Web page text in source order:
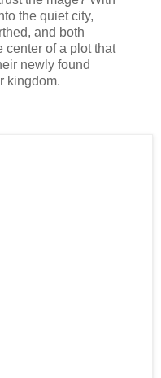
the quiet city,
and both
center of a plot that
newly found
kingdom.